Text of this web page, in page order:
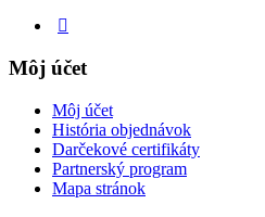
Môj účet
Môj účet
História objednávok
Darčekové certifikáty
Partnerský program
Mapa stránok